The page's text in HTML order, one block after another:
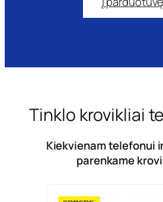
Tinklo krovikliai
Kiekvienam telefonui
parenkame